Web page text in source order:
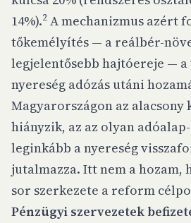
14%).2 A mechanizmus azért
tőkemélyítés — a reálbér-
legjelentősebb hajtóereje — a
nyereség adózás utáni
Magyarországon az alacsony
hiányzik, az az olyan
leginkább a nyereség
jutalmazza. Itt nem a hozam,
sor szerkezete a reform
Pénzügyi szervezetek